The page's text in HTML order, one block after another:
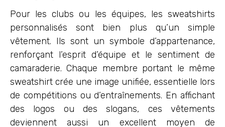
Pour les clubs ou les équipes, les sweatshirts
personnalisés sont bien plus qu’un simple
vêtement. Ils sont un symbole d’appartenance,
renforçant l’esprit d’équipe et le sentiment de
camaraderie. Chaque membre portant le même
sweatshirt crée une image unifiée, essentielle lors
de compétitions ou d’entraînements. En affichant
des logos ou des slogans, ces vêtements
deviennent aussi un excellent moyen de